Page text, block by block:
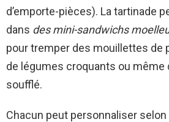
d’emporte-pièces). La tartinade
dans des mini-sandwichs
pour tremper des mouillettes de
de légumes croquants ou même
soufflé.
Chacun peut personnaliser